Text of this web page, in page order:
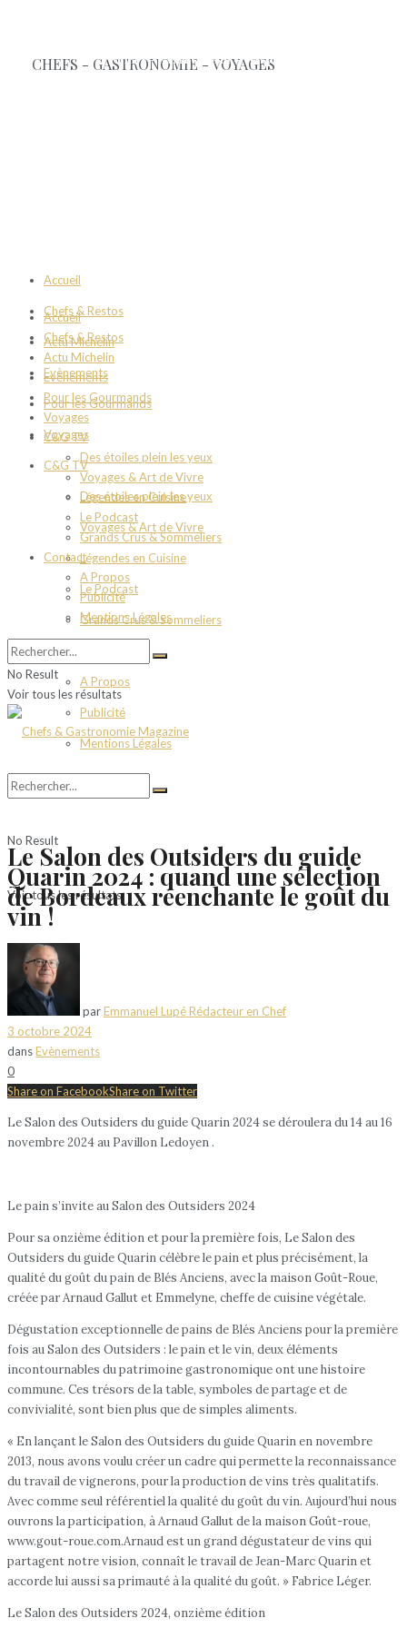
Accueil
Chefs & Restos
Actu Michelin
Evènements
Pour les Gourmands
Voyages
C&G TV
Des étoiles plein les yeux
Voyages & Art de Vivre
Légendes en Cuisine
Le Podcast
Grands Crus & Sommeliers
Contact
A Propos
Publicité
Mentions Légales
Accueil
Chefs & Restos
Actu Michelin
Evènements
Pour les Gourmands
Voyages
C&G TV
Des étoiles plein les yeux
Voyages & Art de Vivre
Légendes en Cuisine
Le Podcast
Grands Crus & Sommeliers
Contact
A Propos
Publicité
Mentions Légales
No Result
Voir tous les résultats
No Result
Voir tous les résultats
Le Salon des Outsiders du guide
Quarin 2024 : quand une sélection
de Bordeaux réenchante le goût du
vin !
parEmmanuel Lupé Rédacteur en Chef
3 octobre 2024
dansEvènements
0
Share on FacebookShare on Twitter
Le Salon des Outsiders du guide Quarin 2024 se déroulera du 14 au 16
novembre 2024 au Pavillon Ledoyen .
Le pain s’invite au Salon des Outsiders 2024
Pour sa onzième édition et pour la première fois, Le Salon des
Outsiders du guide Quarin célèbre le pain et plus précisément, la
qualité du goût du pain de Blés Anciens, avec la maison Goût-Roue,
créée par Arnaud Gallut et Emmelyne, cheffe de cuisine végétale.
Dégustation exceptionnelle de pains de Blés Anciens pour la première
fois au Salon des Outsiders : le pain et le vin, deux éléments
incontournables du patrimoine gastronomique ont une histoire
commune. Ces trésors de la table, symboles de partage et de
convivialité, sont bien plus que de simples aliments.
« En lançant le Salon des Outsiders du guide Quarin en novembre
2013, nous avons voulu créer un cadre qui permette la reconnaissance
du travail de vignerons, pour la production de vins très qualitatifs.
Avec comme seul référentiel la qualité du goût du vin. Aujourd’hui nous
ouvrons la participation, à Arnaud Gallut de la maison Goût-roue,
www.gout-roue.com.Arnaud est un grand dégustateur de vins qui
partagent notre vision, connaît le travail de Jean-Marc Quarin et
accorde lui aussi sa primauté à la qualité du goût. » Fabrice Léger.
Le Salon des Outsiders 2024, onzième édition